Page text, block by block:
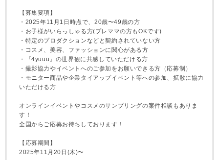
【募集要項】
・2025年11月1日時点で、20歳〜49歳の方
・お子様がいらっしゃる方(プレママの方もOKです)
・特定のプロダクションなどと契約されていない方
・コスメ、美容、ファッションに関心がある方
・『4yuuu』の世界観に共感していただける方
・撮影協力やイベントへのご参加をお願いできる方（応募制）
・モニター商品や企業タイアップイベント等への参加、拡散に協力
いただける方
オンラインイベントやコスメのサンプリングの案件相談もありま
す！
全国からご応募お待ちしております！
【応募期間】
2025年11月20日(木)〜